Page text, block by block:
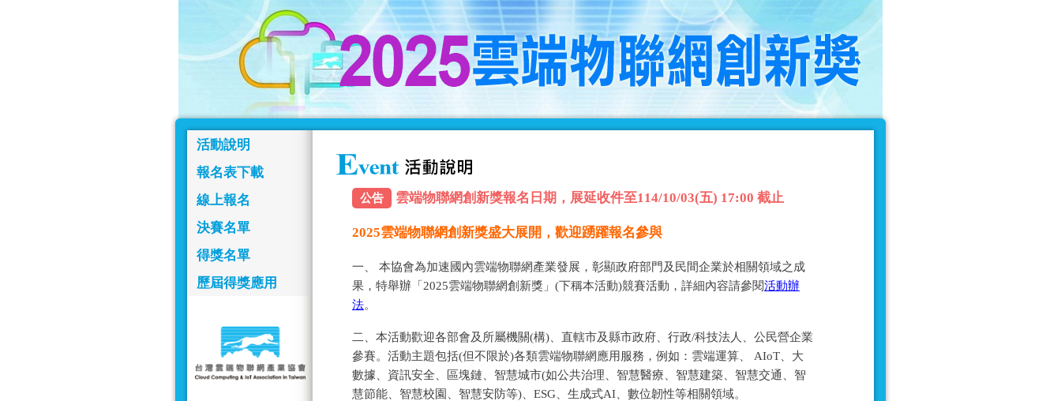
活動說明
報名表下載
線上報名
決賽名單
得獎名單
歷屆得獎應用
公告 雲端物聯網創新獎報名日期，展延收件至114/10/03(五) 17:00 截止
2025雲端物聯網創新獎盛大展開，歡迎踴躍報名參與
一、 本協會為加速國內雲端物聯網產業發展，彰顯政府部門及民間企業於相關領域之成
果，特舉辦「2025雲端物聯網創新獎」(下稱本活動)競賽活動，詳細內容請參閱活動辦
法。
二、本活動歡迎各部會及所屬機關(構)、直轄市及縣市政府、行政/科技法人、公民營企業
參賽。活動主題包括(但不限於)各類雲端物聯網應用服務，例如：雲端運算、 AIoT、大
數據、資訊安全、區塊鏈、智慧城市(如公共治理、智慧醫療、智慧建築、智慧交通、智
慧節能、智慧校園、智慧安防等)、ESG、生成式AI、數位韌性等相關領域。